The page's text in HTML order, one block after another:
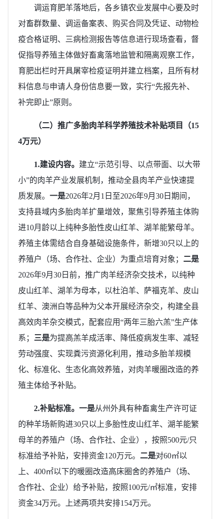
调运育肥羊落地后，各乡镇农业发展中心要及时
对畜群数量、调运备案表、购买合同及凭证、动物检
疫合格证明、三病检测报告等信息进行现场查看，督
促指导养殖主体做好畜禽落地监管和隔离观察工作，
育肥出栏时开具屠宰检疫证明并建立档案，且所有材
料信息与申请人身份信息要一致，实行“先报先补、
补完即止”原则。
（二）推广多胎肉羊科学养殖技术补贴项目（15
4万元）
1.建设内容。 建立“示范引导、以点带面、以大带
小”的肉羊产业发展机制，推动全县肉羊产业快速提
质发展。 一是2026年2月1日至2026年9月30日期间，
支持县域内多胎肉羊扩量增效，聚焦引导养殖主体购
进10月龄以上纯种多胎性皮山红羊、湖羊能繁母羊。
养殖主体需结合自身基础设施条件，新增30只以上的
养殖户（场、合作社、企业）为重点培育对象； 二是
2026年9月30日前，推广肉羊经济杂交技术，以纯种
皮山红羊、湖羊为母本，以杜泊羊、萨福克羊、皮山
红羊、澳洲白等品种为父本开展经济杂交，构建全县
高效肉羊杂交模式，配套应用“两年三胎六羔”生产体
系； 三是为提高羔羊成活率、降低疫病发生率、减轻
劳动强度、实现粪污资源化利用，推动多胎羊规模
化、标准化、生态化高效养殖，对肉羊暖圈改造的养
殖主体给予补贴。
2.补贴标准。 一是从州外具有种畜禽生产许可证
的种羊场新购进30只以上多胎性皮山红羊、湖羊能繁
母羊的养殖户（场、合作社、企业），按照500元/只
标准给予补贴，安排资金120万元。 二是对60㎡以
上、400㎡以下的暖圈改造高床圈舍的养殖户（场、
合作社、企业）给予补贴，按照100元/㎡标准，安排
资金34万元。上述两项共安排154万元。